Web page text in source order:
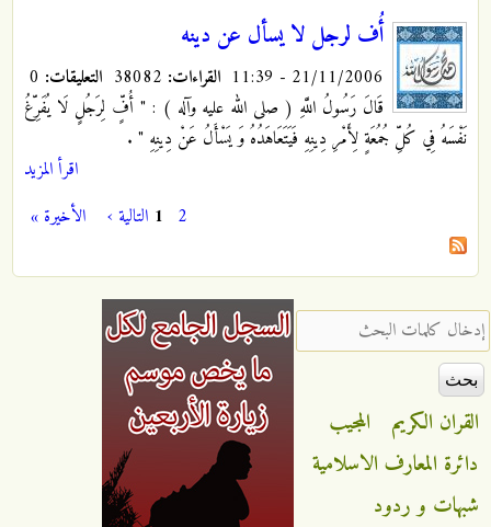
أُف لرجل لا يسأل عن دينه
21/11/2006 - 11:39 القراءات: التعليقات:
قَالَ رَسُولُ اللَّهِ ( صلى الله عليه وآله ) : " أُفٍّ لِرَجُلٍ لَا يُفَرِّغُ
نَفْسَهُ فِي كُلِّ جُمُعَةٍ لِأَمْرِ دِينِهِ فَيَتَعَاهَدُهُ وَ يَسْأَلُ عَنْ دِينِهِ " .
اقرأ المزيد
الصفحات 1 2 التالية › الأخيرة »
‏إدخال كلمات البحث ‏
القران الكريم
المجيب
دائرة المعارف الاسلامية
شبهات و ردود